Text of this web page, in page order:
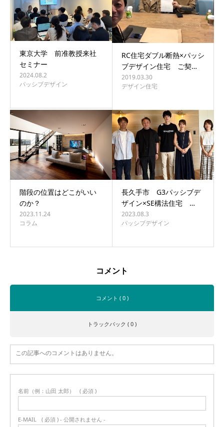
東京大学 前准教授来社
セミナー
2024.08.2
パッシブデザイン
RC住宅ダブル断熱×パッシ
ブデザイン住宅 ご契…
2019.03.30
デザイン住宅
階段の位置はどこがいい
のか？
2023.11.24
コラム
長久手市 G3パッシブデ
ザイン×SE構法住宅 …
2023.08.3
パッシブデザイン
コメント
コメント ( 0 )
トラックバック ( 0 )
この記事へのコメントはありません。
名前（例：山田 太郎） ( 必須 )
E-MAIL ( 必須 ) - 公開されません -